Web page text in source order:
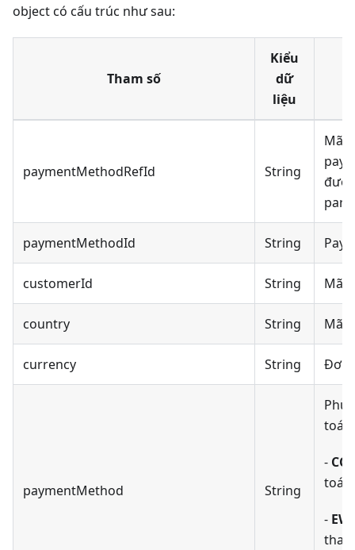
object có cấu trúc như sau:
Tham số
Kiểu
dữ
liệu
paymentMethodRefId String
Mã
paymentMethodId String
customerId String Mã
country String Mã
currency String Đơn
paymentMethod String
toán
-
toán
-